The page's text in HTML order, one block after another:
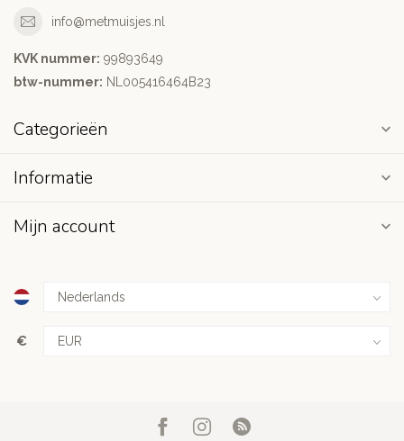
info@metmuisjes.nl
KVK nummer: 99893649
btw-nummer: NL005416464B23
Categorieën
Informatie
Mijn account
€